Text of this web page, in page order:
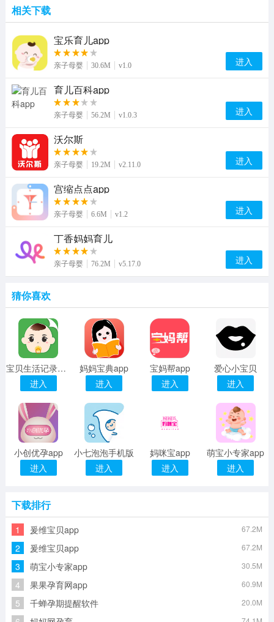
相关下载
宝乐育儿app
亲子母婴 30.6M v1.0 进入
育儿百科app
亲子母婴 56.2M v1.0.3 进入
沃尔斯
亲子母婴 19.2M v2.11.0 进入
宫缩点点app
亲子母婴 6.6M v1.2 进入
丁香妈妈育儿
亲子母婴 76.2M v5.17.0 进入
猜你喜欢
宝贝生活记录完整版
进入
妈妈宝典app
进入
宝妈帮app
进入
爱心小宝贝
进入
小创优孕app
进入
小七泡泡手机版
进入
妈咪宝app
进入
萌宝小专家app
进入
下载排行
1 爰维宝贝app 67.2M
2 爰维宝贝app 67.2M
3 萌宝小专家app 30.5M
4 果果孕育网app 60.9M
5 千蝉孕期提醒软件 20.0M